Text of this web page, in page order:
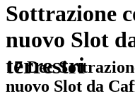
Sottrazione
nuovo Slot
terrestri
17 Dec
nuovo Slot da